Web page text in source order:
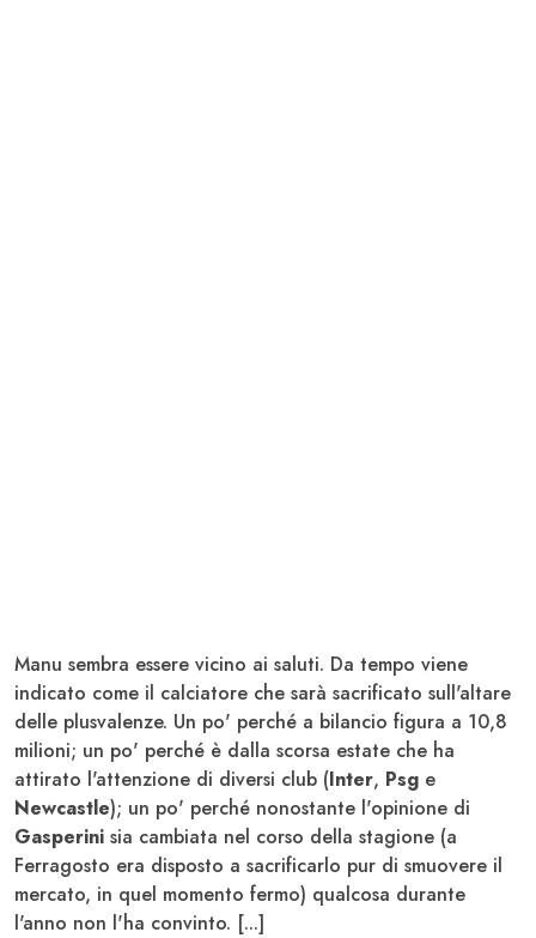
Manu sembra essere vicino ai saluti. Da tempo viene
indicato come il calciatore che sarà sacrificato sull'altare
delle plusvalenze. Un po' perché a bilancio figura a 10,8
milioni; un po' perché è dalla scorsa estate che ha
attirato l'attenzione di diversi club (Inter, Psg e
Newcastle); un po' perché nonostante l'opinione di
Gasperini sia cambiata nel corso della stagione (a
Ferragosto era disposto a sacrificarlo pur di smuovere il
mercato, in quel momento fermo) qualcosa durante
l'anno non l'ha convinto. [...]